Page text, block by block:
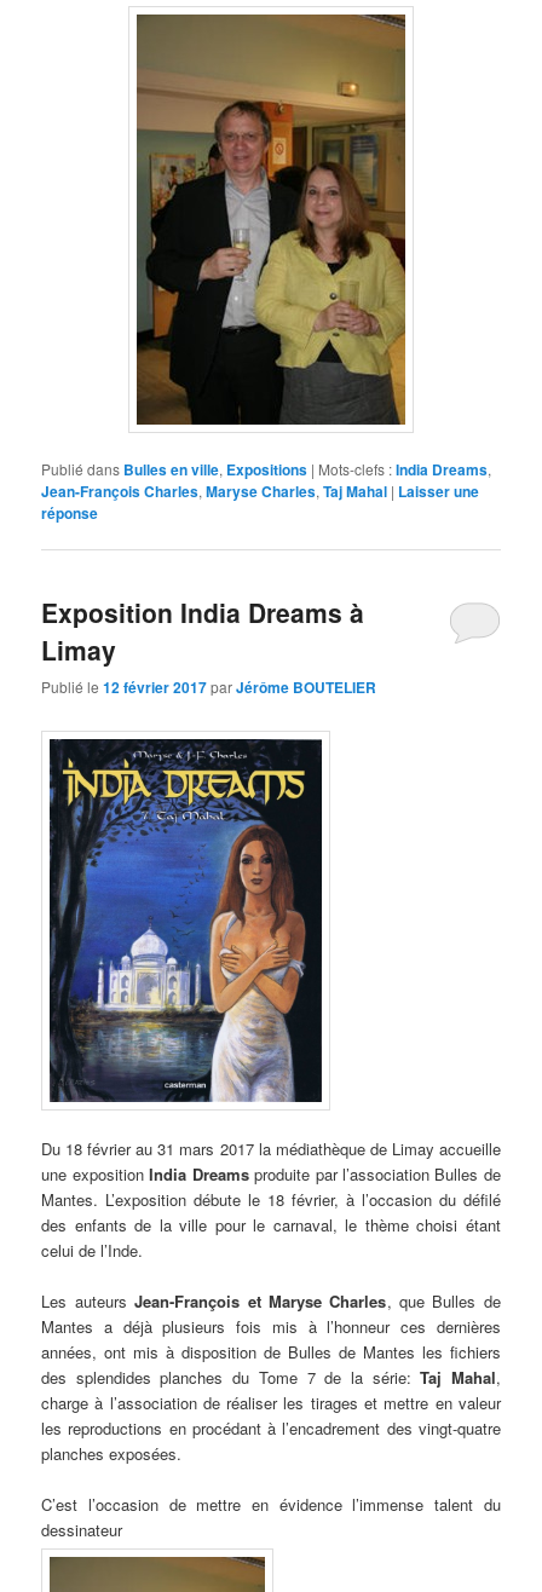
Publié dans Bulles en ville, Expositions | Mots-clefs :India Dreams,
Jean-François Charles,Maryse Charles,Taj Mahal | Laisser une
réponse
Exposition India Dreams à
Limay
Publié le12 février 2017parJérôme BOUTELIER
Du 18 février au 31 mars 2017 la médiathèque de Limay accueille
une expositionIndia Dreamsproduite par l’association Bulles de
Mantes. L’exposition débute le 18 février, à l’occasion du défilé
des enfants de la ville pour le carnaval, le thème choisi étant
celui de l’Inde.
Les auteursJean-François et Maryse Charles, que Bulles de
Mantes a déjà plusieurs fois mis à l’honneur ces dernières
années, ont mis à disposition de Bulles de Mantes les fichiers
des splendides planches du Tome 7 de la série:Taj Mahal,
charge à l’association de réaliser les tirages et mettre en valeur
les reproductions en procédant à l’encadrement des vingt-quatre
planches exposées.
C’est l’occasion de mettre en évidence l’immense talent du
dessinateur